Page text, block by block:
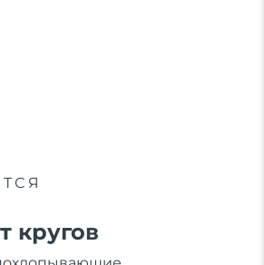
кругов